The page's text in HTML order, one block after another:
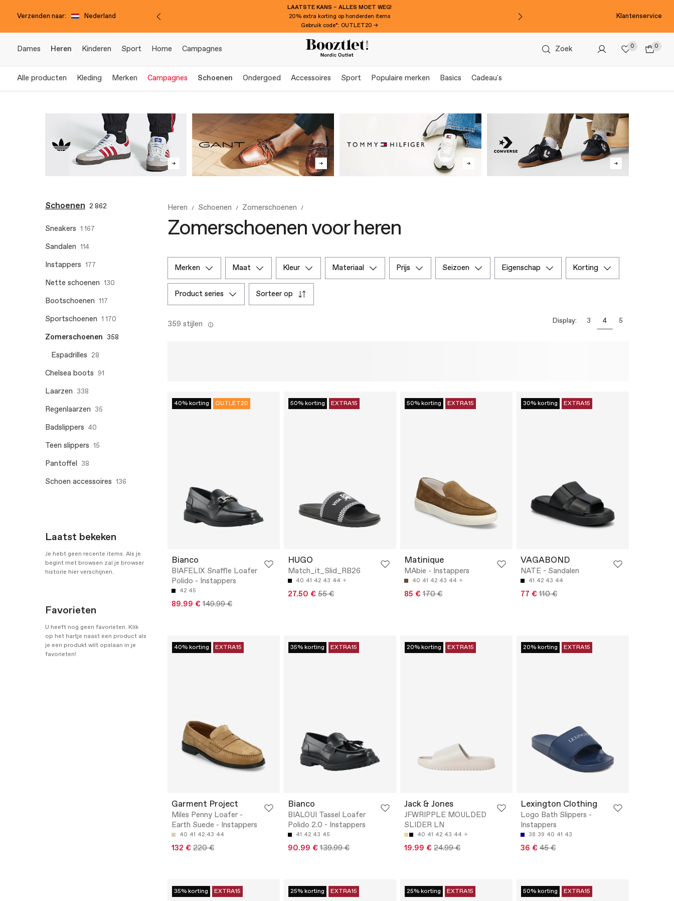
Verzenden naar: Nederland
LAATSTE KANS – ALLES MOET WEG!
20% extra korting op honderden items
Gebruik code*: OUTLET20 →
Klantenservice
Dames Heren Kinderen Sport Home Campagnes Zoek 0 0
Alle producten Kleding Merken Campagnes Schoenen Ondergoed Accessoires Sport Populaire merken Basics Cadeau's
Schoenen 2 862
Sneakers 1 167
Sandalen 114
Instappers 177
Nette schoenen 130
Bootschoenen 117
Sportschoenen 1 170
Zomerschoenen 358
Espadrilles 28
Chelsea boots 91
Laarzen 338
Regenlaarzen 35
Badslippers 40
Teen slippers 15
Pantoffel 38
Schoen accessoires 136
Laatst bekeken
Je hebt geen recente items. Als je
begint met browsen zal je browser
historie hier verschijnen.
Favorieten
U heeft nog geen favorieten. Klik
op het hartje naast een product als
je een produkt wilt opslaan in je
favorieten!
Heren Schoenen Zomerschoenen
Zomerschoenen voor heren
merken maat kleur materiaal prijs seizoen eigenschap korting
product series sorteer op
359 stijlen Display: 3 4 5
40% korting OUTLET20
Bianco
BIAFELIX Snaffle Loafer
Polido - Instappers
42 45
89.99 € 149.99 €
50% korting EXTRA15
HUGO
Match_it_Slid_RB26
40 41 42 43 44
27.50 € 55 €
50% korting EXTRA15
Matinique
MAbie - Instappers
40 41 42 43 44
85 € 170 €
30% korting EXTRA15
VAGABOND
NATE - Sandalen
41 42 43 44
77 € 110 €
40% korting EXTRA15
Garment Project
Miles Penny Loafer -
Earth Suede - Instappers
40 41 42 43 44
132 € 220 €
35% korting EXTRA15
Bianco
BIALOUI Tassel Loafer
Polido 2.0 - Instappers
41 42 43 45
90.99 € 139.99 €
20% korting EXTRA15
Jack & Jones
JFWRIPPLE MOULDED
SLIDER LN
40 41 42 43 44
19.99 € 24.99 €
20% korting EXTRA15
Lexington Clothing
Logo Bath Slippers -
Instappers
38 39 40 41 43
36 € 45 €
35% korting EXTRA15 25% korting EXTRA15 25% korting EXTRA15 50% korting EXTRA15